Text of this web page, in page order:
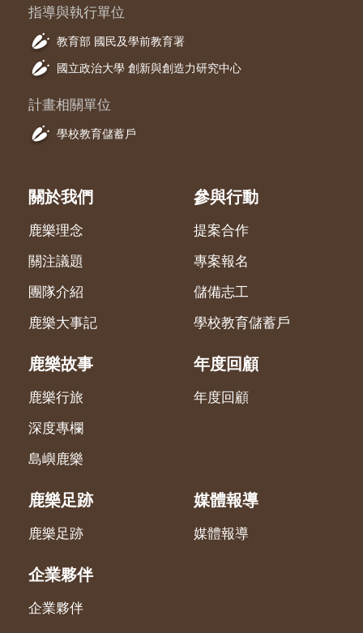
指導與執行單位
教育部 國民及學前教育署
國立政治大學 創新與創造力研究中心
計畫相關單位
學校教育儲蓄戶
關於我們
鹿樂理念
關注議題
團隊介紹
鹿樂大事記
參與行動
提案合作
專案報名
儲備志工
學校教育儲蓄戶
鹿樂故事
鹿樂行旅
深度專欄
島嶼鹿樂
年度回顧
年度回顧
鹿樂足跡
鹿樂足跡
媒體報導
媒體報導
企業夥伴
企業夥伴